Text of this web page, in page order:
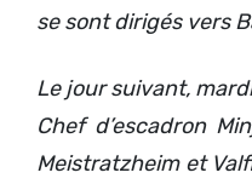
se sont dirigés vers
Le jour suivant,
Chef d’escadron
Meistratzheim et